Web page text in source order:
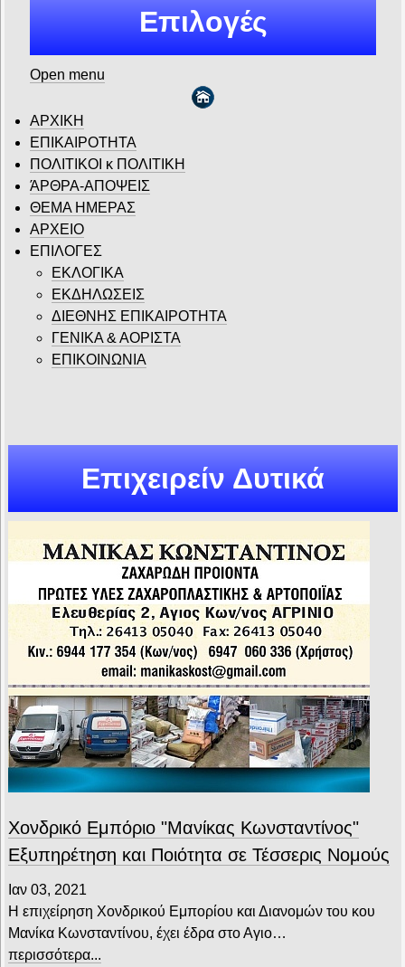
Επιλογές
Open menu
ΑΡΧΙΚΗ
ΕΠΙΚΑΙΡΟΤΗΤΑ
ΠΟΛΙΤΙΚΟΙ κ ΠΟΛΙΤΙΚΗ
ΆΡΘΡΑ-ΑΠΟΨΕΙΣ
ΘΕΜΑ ΗΜΕΡΑΣ
ΑΡΧΕΙΟ
ΕΠΙΛΟΓΕΣ
ΕΚΛΟΓΙΚΑ
ΕΚΔΗΛΩΣΕΙΣ
ΔΙΕΘΝΗΣ ΕΠΙΚΑΙΡΟΤΗΤΑ
ΓΕΝΙΚΑ & ΑΟΡΙΣΤΑ
ΕΠΙΚΟΙΝΩΝΙΑ
Επιχειρείν Δυτικά
Χονδρικό Εμπόριο "Μανίκας Κωνσταντίνος"
Εξυπηρέτηση και Ποιότητα σε Τέσσερις Νομούς
Ιαν 03, 2021
Η επιχείρηση Χονδρικού Εμπορίου και Διανομών του κου
Μανίκα Κωνσταντίνου, έχει έδρα στο Αγιο…
περισσότερα...